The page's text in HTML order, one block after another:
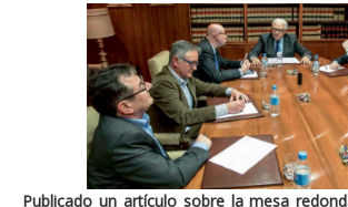
Publicado un artículo sobre la mesa